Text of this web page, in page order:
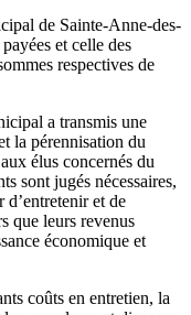
de Sainte-Anne-des-
et celle des
respectives de
a transmis une
la pérennisation du
élus concernés du
sont jugés nécessaires,
et de
que leurs revenus
économique et
coûts en entretien, la